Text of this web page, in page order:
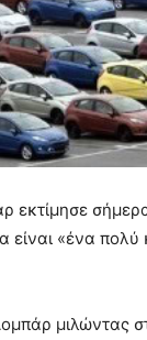
εκτίμησε
«ένα